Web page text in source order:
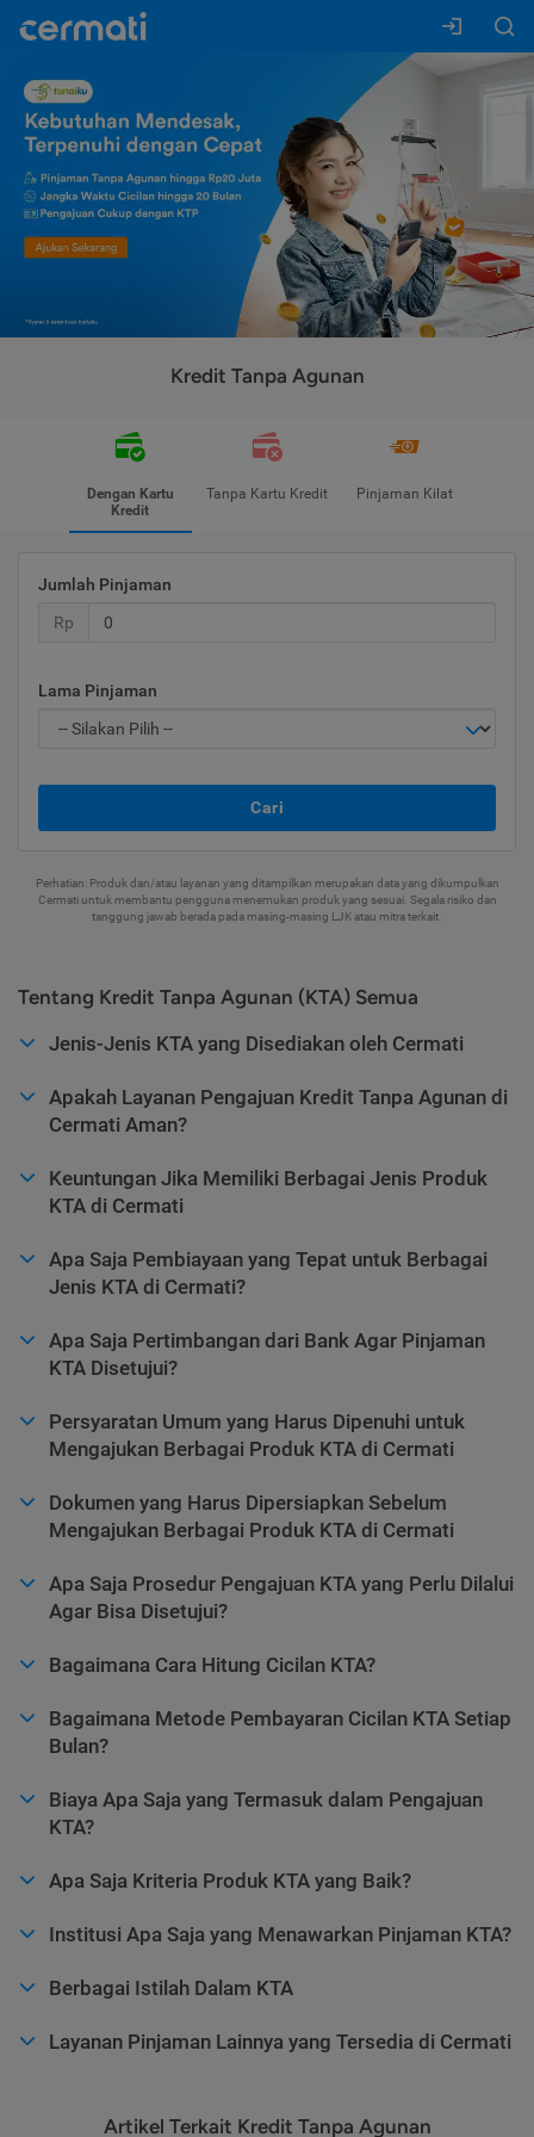
Kredit Tanpa Agunan
Dengan Kartu
Kredit
Tanpa Kartu Kredit Pinjaman Kilat
Jumlah Pinjaman
Rp
Lama Pinjaman
Cari
Perhatian: Produk dan/atau layanan yang ditampilkan merupakan data yang dikumpulkan
Cermati untuk membantu pengguna menemukan produk yang sesuai. Segala risiko dan
tanggung jawab berada pada masing-masing LJK atau mitra terkait.
Tentang Kredit Tanpa Agunan (KTA) Semua
Jenis-Jenis KTA yang Disediakan oleh Cermati
Apakah Layanan Pengajuan Kredit Tanpa Agunan di
Cermati Aman?
Keuntungan Jika Memiliki Berbagai Jenis Produk
KTA di Cermati
Apa Saja Pembiayaan yang Tepat untuk Berbagai
Jenis KTA di Cermati?
Apa Saja Pertimbangan dari Bank Agar Pinjaman
KTA Disetujui?
Persyaratan Umum yang Harus Dipenuhi untuk
Mengajukan Berbagai Produk KTA di Cermati
Dokumen yang Harus Dipersiapkan Sebelum
Mengajukan Berbagai Produk KTA di Cermati
Apa Saja Prosedur Pengajuan KTA yang Perlu Dilalui
Agar Bisa Disetujui?
Bagaimana Cara Hitung Cicilan KTA?
Bagaimana Metode Pembayaran Cicilan KTA Setiap
Bulan?
Biaya Apa Saja yang Termasuk dalam Pengajuan
KTA?
Apa Saja Kriteria Produk KTA yang Baik?
Institusi Apa Saja yang Menawarkan Pinjaman KTA?
Berbagai Istilah Dalam KTA
Layanan Pinjaman Lainnya yang Tersedia di Cermati
Artikel Terkait Kredit Tanpa Agunan